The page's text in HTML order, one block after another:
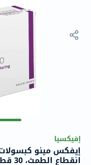
إفيكسيا
إيفكس مينو كبسولات
انقطاع الطمث، 30 قطعة